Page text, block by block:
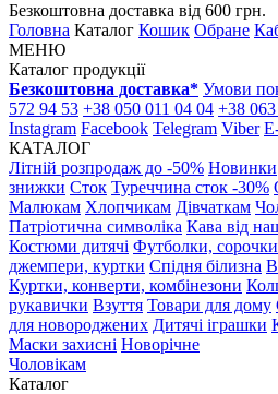
Безкоштовна доставка від 600 грн.
Головна Каталог Кошик Обране
МЕНЮ
Каталог продукції
Безкоштовна доставка* Умови
572 94 53 +38 050 011 04 04 +38
Instagram Facebook Telegram Viber
КАТАЛОГ
Літній розпродаж до -50% Новинки
знижки Сток Туреччина сток -30%
Малюкам Хлопчикам Дівчаткам
Патріотична символіка Кава від
Костюми дитячі Футболки, сорочки
джемпери, куртки Спідня білизна
Куртки, конверти, комбінезони
рукавички Взуття Товари для дому
для новороджених Дитячі іграшки
Маски захисні Новорічне
Чоловікам
Каталог